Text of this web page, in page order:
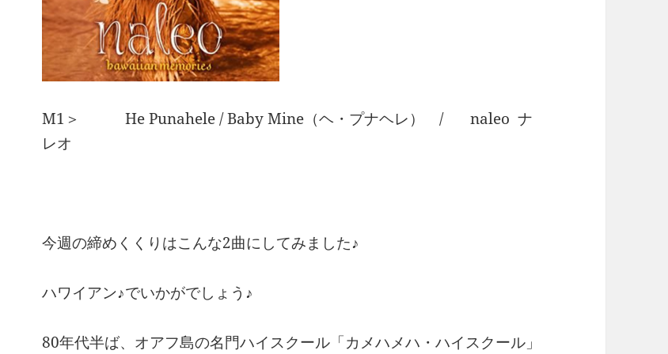
M1＞ He Punahele / Baby Mine（ヘ・プナヘレ） / naleo ナ
レオ
今週の締めくくりはこんな2曲にしてみました♪
ハワイアン♪でいかがでしょう♪
80年代半ば、オアフ島の名門ハイスクール「カメハメハ・ハイスクール」